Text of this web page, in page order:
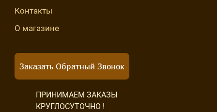
Контакты
О магазине
Заказать Обратный Звонок
ПРИНИМАЕМ ЗАКАЗЫ
КРУГЛОСУТОЧНО !